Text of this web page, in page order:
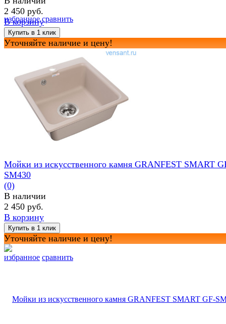
избранное сравнить
2 450 руб.
В корзину
Уточняйте наличие и цену!
избранное сравнить
Мойки из искусственного камня GRANFEST SMART
SM430
(0)
В наличии
2 450 руб.
В корзину
Уточняйте наличие и цену!